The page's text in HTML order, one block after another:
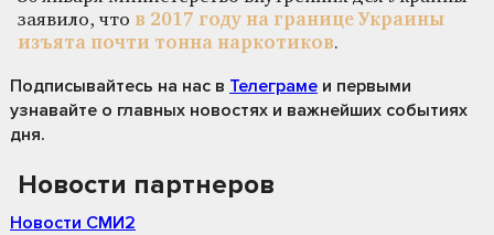
заявило, что в 2017 году на границе Украины
изъята почти тонна наркотиков.
Подписывайтесь на нас в Телеграме и первыми
узнавайте о главных новостях и важнейших событиях
дня.
Новости партнеров
Новости СМИ2